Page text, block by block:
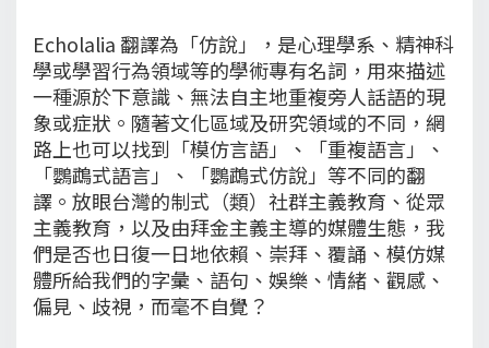
Echolalia 翻譯為「仿說」，是心理學系、精神科
學或學習行為領域等的學術專有名詞，用來描述
一種源於下意識、無法自主地重複旁人話語的現
象或症狀。隨著文化區域及研究領域的不同，網
路上也可以找到「模仿言語」、「重複語言」、
「鸚鵡式語言」、「鸚鵡式仿說」等不同的翻
譯。放眼台灣的制式（類）社群主義教育、從眾
主義教育，以及由拜金主義主導的媒體生態，我
們是否也日復一日地依賴、崇拜、覆誦、模仿媒
體所給我們的字彙、語句、娛樂、情緒、觀感、
偏見、歧視，而毫不自覺？